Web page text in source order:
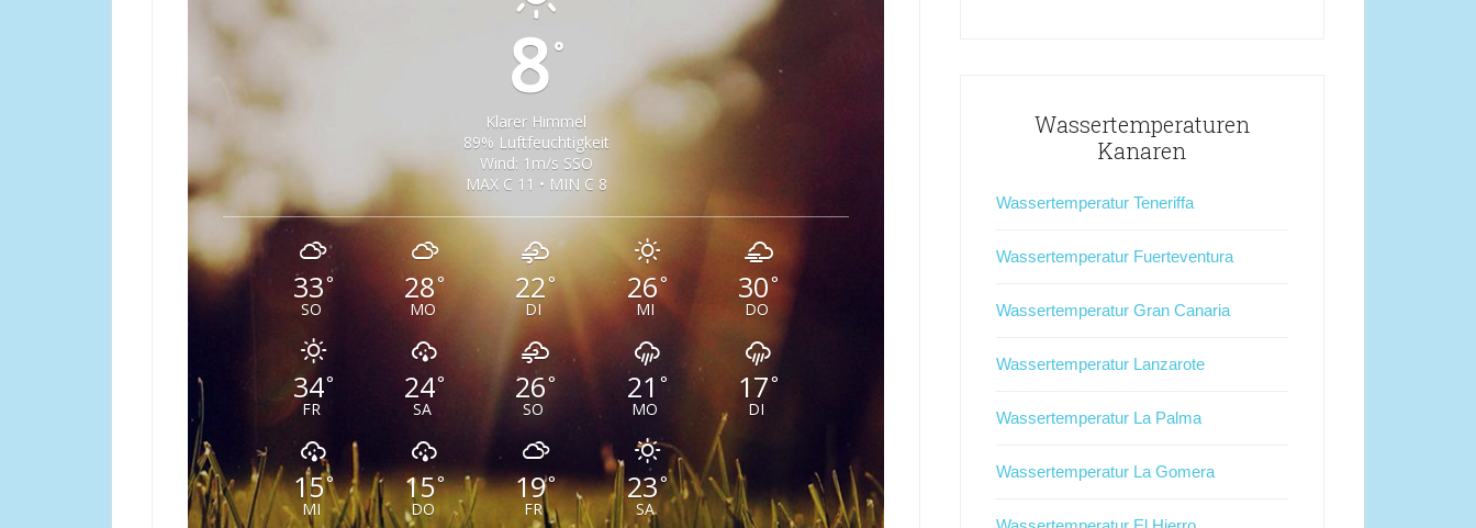
8°
Klarer Himmel
89% Luftfeuchtigkeit
Wind: 1m/s SSO
MAX C 11 • MIN C 8
33°
SO
28°
MO
22°
DI
26°
MI
30°
DO
34°
FR
24°
SA
26°
SO
21 °
MO
17°
DI
15°
MI
15°
DO
19°
FR
23°
SA
Wassertemperaturen
Kanaren
Wassertemperatur Teneriffa
Wassertemperatur Fuerteventura
Wassertemperatur Gran Canaria
Wassertemperatur Lanzarote
Wassertemperatur La Palma
Wassertemperatur La Gomera